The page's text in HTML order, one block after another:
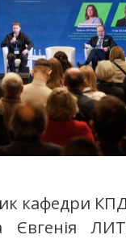
кафедри
Євгенія